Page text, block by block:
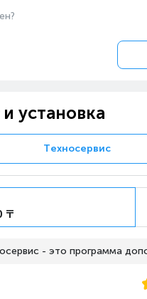
Система
морозильной
установка
Техносервис
₸
- это программа